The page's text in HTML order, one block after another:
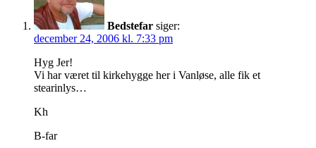
Bedstefar siger:
december 24, 2006 kl. 7:33 pm
Hyg Jer!
Vi har været til kirkehygge her i Vanløse, alle fik et
stearinlys…
Kh
B-far